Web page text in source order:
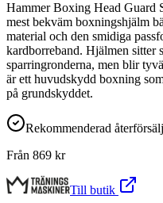
Hammer Boxing Head Guard
mest bekväm boxningshjälm
material och den smidiga
kardborreband. Hjälmen sitter
sparringronderna, men blir
är ett huvudskydd boxning
på grundskyddet.
Rekommenderad
Från 869 kr
Till butik